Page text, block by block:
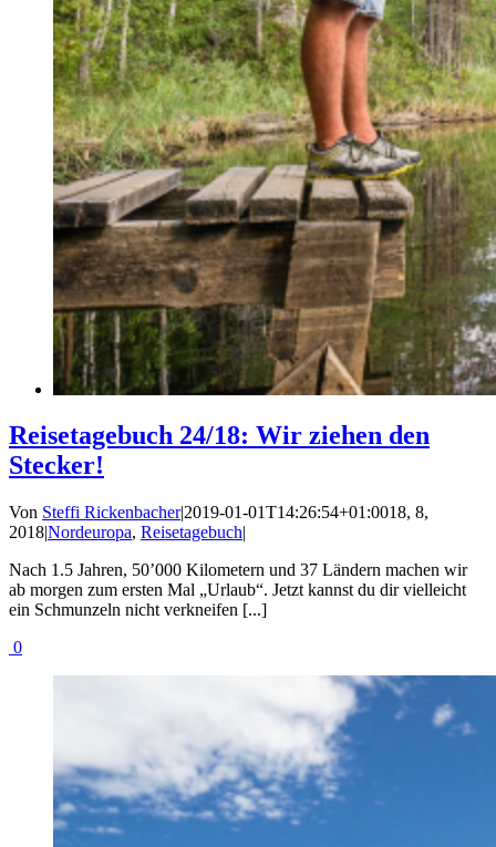
Reisetagebuch 24/18: Wir ziehen den
Stecker!
Von Steffi Rickenbacher|2019-01-01T14:26:54+01:0018, 8,
2018|Nordeuropa, Reisetagebuch|
Nach 1.5 Jahren, 50’000 Kilometern und 37 Ländern machen wir
ab morgen zum ersten Mal „Urlaub“. Jetzt kannst du dir vielleicht
ein Schmunzeln nicht verkneifen [...]
0